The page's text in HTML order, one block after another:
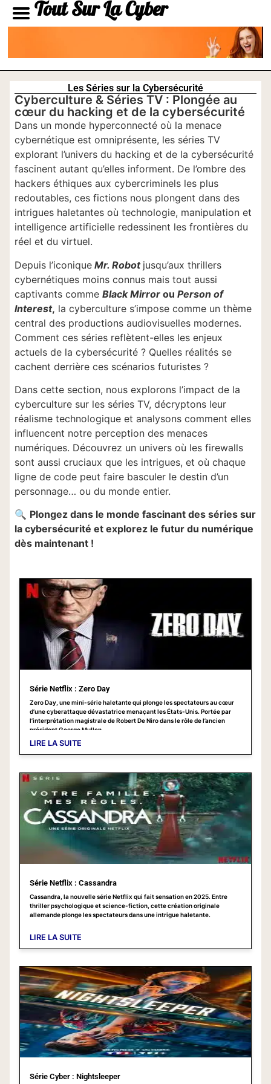
Tout Sur La Cyber
Les Séries sur la Cybersécurité
Cyberculture & Séries TV : Plongée au
cœur du hacking et de la cybersécurité
Dans un monde hyperconnecté où la menace
cybernétique est omniprésente, les séries TV
explorant l’univers du hacking et de la cybersécurité
fascinent autant qu’elles informent. De l’ombre des
hackers éthiques aux cybercriminels les plus
redoutables, ces fictions nous plongent dans des
intrigues haletantes où technologie, manipulation et
intelligence artificielle redessinent les frontières du
réel et du virtuel.
Depuis l’iconique Mr. Robot jusqu’aux thrillers
cybernétiques moins connus mais tout aussi
captivants commeBlack Mirror ouPerson of
Interest, la cyberculture s’impose comme un thème
central des productions audiovisuelles modernes.
Comment ces séries reflètent-elles les enjeux
actuels de la cybersécurité ? Quelles réalités se
cachent derrière ces scénarios futuristes ?
Dans cette section, nous explorons l’impact de la
cyberculture sur les séries TV, décryptons leur
réalisme technologique et analysons comment elles
influencent notre perception des menaces
numériques. Découvrez un univers où les firewalls
sont aussi cruciaux que les intrigues, et où chaque
ligne de code peut faire basculer le destin d’un
personnage… ou du monde entier.
🔍 Plongez dans le monde fascinant des séries sur
la cybersécurité et explorez le futur du numérique
dès maintenant !
Série Netflix : Zero Day
Zero Day, une mini-série haletante qui plonge les spectateurs au cœur
d’une cyberattaque dévastatrice menaçant les États-Unis. Portée par
l’interprétation magistrale de Robert De Niro dans le rôle de l’ancien
président George Mullen
LIRE LA SUITE
Série Netflix : Cassandra
Cassandra, la nouvelle série Netflix qui fait sensation en 2025. Entre
thriller psychologique et science-fiction, cette création originale
allemande plonge les spectateurs dans une intrigue haletante.
LIRE LA SUITE
Série Cyber : Nightsleeper